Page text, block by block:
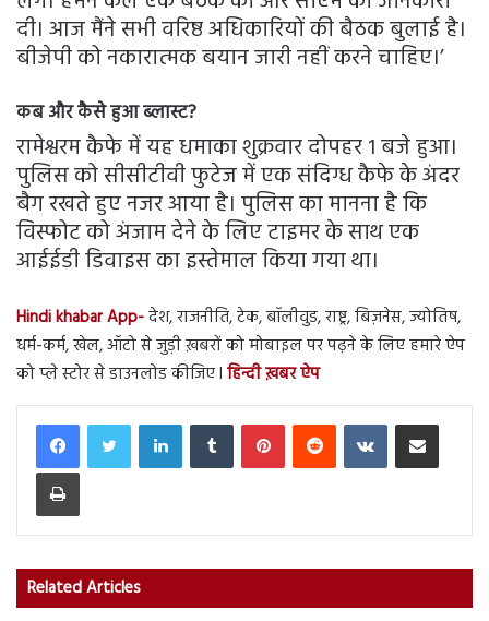
दी। आज मैंने सभी वरिष्ठ अधिकारियों की बैठक बुलाई है।
बीजेपी को नकारात्मक बयान जारी नहीं करने चाहिए।’
कब और कैसे हुआ ब्लास्ट?
रामेश्वरम कैफे में यह धमाका शुक्रवार दोपहर 1 बजे हुआ।
पुलिस को सीसीटीवी फुटेज में एक संदिग्ध कैफे के अंदर
बैग रखते हुए नजर आया है। पुलिस का मानना है कि
विस्फोट को अंजाम देने के लिए टाइमर के साथ एक
आईईडी डिवाइस का इस्तेमाल किया गया था।
Hindi khabar App-देश, राजनीति, टेक, बॉलीवुड, राष्ट्र, बिज़नेस, ज्योतिष,
धर्म-कर्म, खेल, ऑटो से जुड़ी ख़बरों को मोबाइल पर पढ़ने के लिए हमारे ऐप
को प्ले स्टोर से डाउनलोड कीजिए l हिन्दी ख़बर ऐप
LinkedInTumblr PinterestReddit VKontakteShare via Email
Print
Related Articles